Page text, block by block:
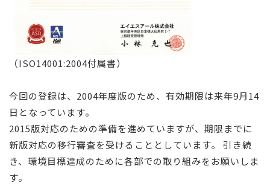
（ISO14001:2004付属書）
今回の登録は、2004年度版のため、有効期限は来年9月14
日となっています。
2015版対応のための準備を進めていますが、期限までに
新版対応の移行審査を受けることとしています。 引き続
き、環境目標達成のために各部での取り組みをお願いしま
す。